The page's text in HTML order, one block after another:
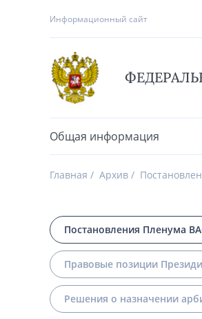
Информационный сайт
Общая информация
Главная Архив
Постановления Пленума
Правовые позиции
Решения о назначении